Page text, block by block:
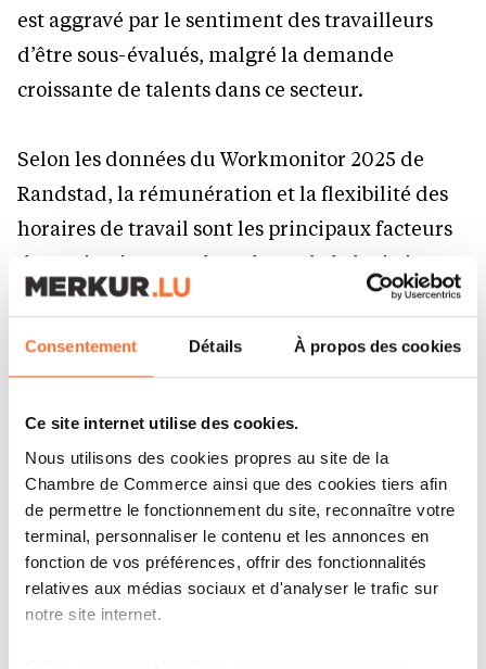
Consentement Détails À propos des cookies
Ce site internet utilise des cookies.
Nous utilisons des cookies propres au site de la
Chambre de Commerce ainsi que des cookies tiers afin
de permettre le fonctionnement du site, reconnaître votre
terminal, personnaliser le contenu et les annonces en
fonction de vos préférences, offrir des fonctionnalités
relatives aux médias sociaux et d'analyser le trafic sur
notre site internet.
est aggravé par le sentiment des travailleurs
d’être sous-évalués, malgré la demande
croissante de talents dans ce secteur.
Selon les données du Workmonitor 2025 de
Randstad, la rémunération et la flexibilité des
horaires de travail sont les principaux facteurs
de motivation pour les talents de la logistique,
pourtant près de la moitié (46 %) estiment être
équitablement payés pour le travail qu’ils
inadéquats.
Bien que plus de la moitié (55 %) des
professionnels de la logistique soient entrés
dans le secteur en raison de la disponibilité des
emplois, ces données montrent que les